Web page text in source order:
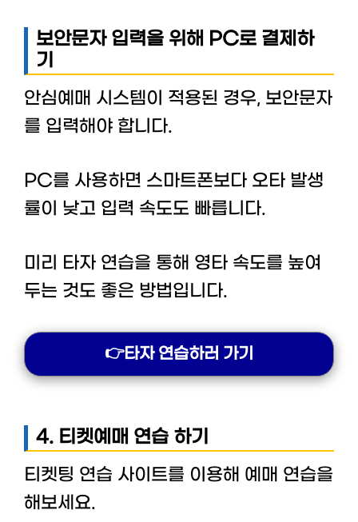
보안문자 입력을 위해 PC로 결제하
기
안심예매 시스템이 적용된 경우, 보안문자
를 입력해야 합니다.
PC를 사용하면 스마트폰보다 오타 발생
률이 낮고 입력 속도도 빠릅니다.
미리 타자 연습을 통해 영타 속도를 높여
두는 것도 좋은 방법입니다.
👉타자 연습하러 가기
4. 티켓예매 연습 하기
티켓팅 연습 사이트를 이용해 예매 연습을
해보세요.